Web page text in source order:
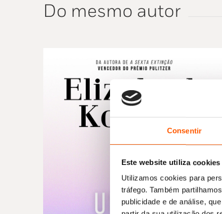
Consentir
Este website utiliza cookies
Utilizamos cookies para
tráfego. Também
publicidade e de análise,
Do mesmo autor